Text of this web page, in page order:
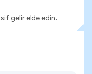
gelir elde edin.